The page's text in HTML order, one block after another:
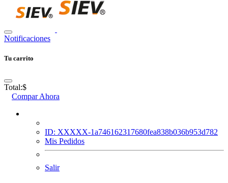
Notificaciones
Tu carrito
Total:$
Compar Ahora
ID: XXXXX-1a746162317680fea838b036b953d782
Mis Pedidos
Salir